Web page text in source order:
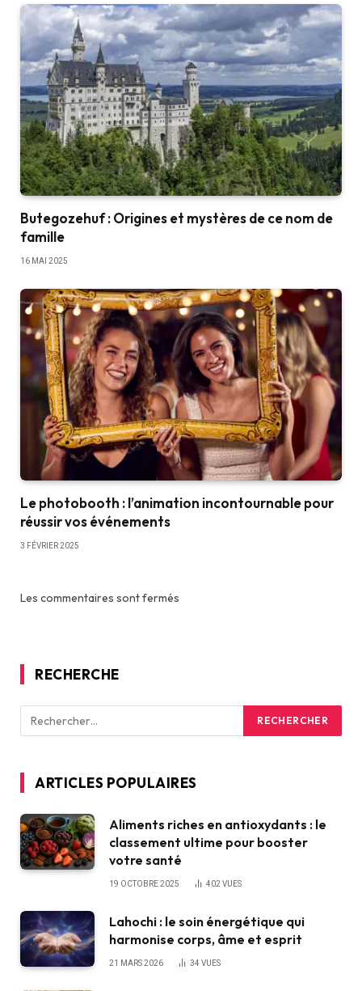
Butegozehuf : Origines et mystères de ce nom de
famille
16 MAI 2025
Le photobooth : l’animation incontournable pour
réussir vos événements
3 FÉVRIER 2025
Les commentaires sont fermés
RECHERCHE
ARTICLES POPULAIRES
Aliments riches en antioxydants : le
classement ultime pour booster
votre santé
19 OCTOBRE 2025 402 VUES
Lahochi : le soin énergétique qui
harmonise corps, âme et esprit
21 MARS 2026 34 VUES